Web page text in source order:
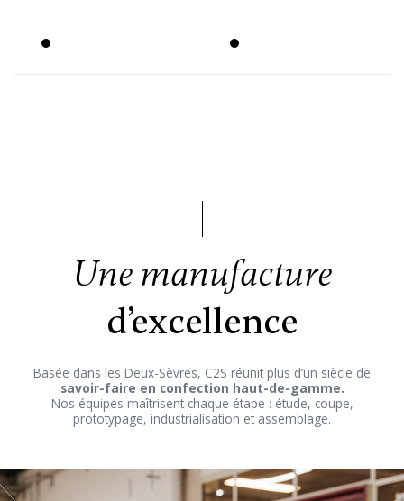
Une manufacture
d’excellence
Basée dans les Deux-Sèvres, C2S réunit plus d’un siècle de
savoir-faire en confection haut-de-gamme.
Nos équipes maîtrisent chaque étape : étude, coupe,
prototypage, industrialisation et assemblage.